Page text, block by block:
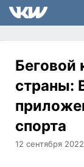
Беговой
страны:
спорта
12 сентября 2022